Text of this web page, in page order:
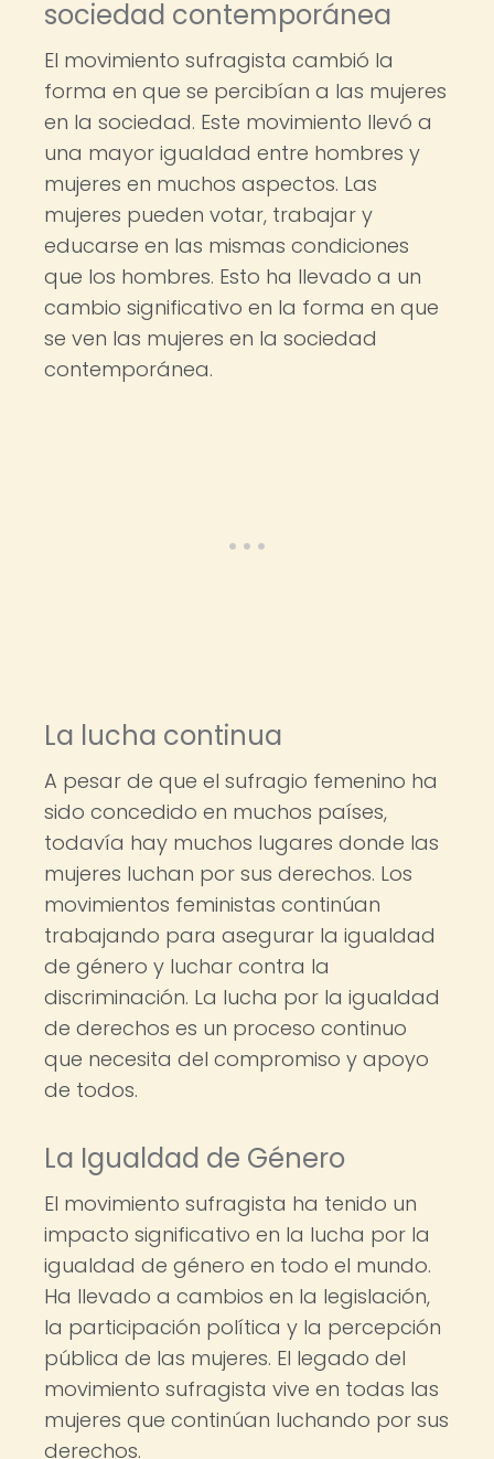
sociedad contemporánea
El movimiento sufragista cambió la
forma en que se percibían a las mujeres
en la sociedad. Este movimiento llevó a
una mayor igualdad entre hombres y
mujeres en muchos aspectos. Las
mujeres pueden votar, trabajar y
educarse en las mismas condiciones
que los hombres. Esto ha llevado a un
cambio significativo en la forma en que
se ven las mujeres en la sociedad
contemporánea.
La lucha continua
A pesar de que el sufragio femenino ha
sido concedido en muchos países,
todavía hay muchos lugares donde las
mujeres luchan por sus derechos. Los
movimientos feministas continúan
trabajando para asegurar la igualdad
de género y luchar contra la
discriminación. La lucha por la igualdad
de derechos es un proceso continuo
que necesita del compromiso y apoyo
de todos.
La Igualdad de Género
El movimiento sufragista ha tenido un
impacto significativo en la lucha por la
igualdad de género en todo el mundo.
Ha llevado a cambios en la legislación,
la participación política y la percepción
pública de las mujeres. El legado del
movimiento sufragista vive en todas las
mujeres que continúan luchando por sus
derechos.